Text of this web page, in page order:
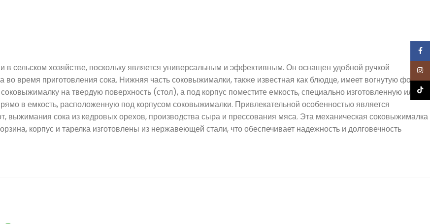
в сельском хозяйстве, поскольку является универсальным и эффективным. Он оснащен удобной ручкой
время приготовления сока. Нижняя часть соковыжималки, также известная как блюдце, имеет вогнутую форму
на твердую поверхность (стол), а под корпус поместите емкость, специально изготовленную или
в емкость, расположенную под корпусом соковыжималки. Привлекательной особенностью является
выжимания сока из кедровых орехов, производства сыра и прессования мяса. Эта механическая соковыжималка
корпус и тарелка изготовлены из нержавеющей стали, что обеспечивает надежность и долговечность